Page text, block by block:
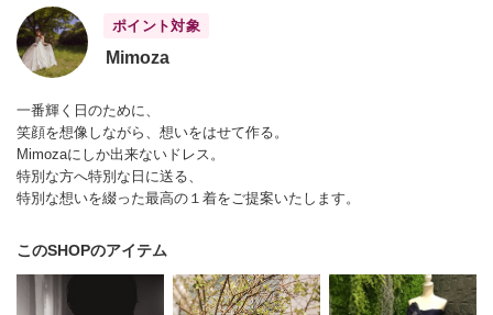
ポイント対象
Mimoza
一番輝く日のために、
笑顔を想像しながら、想いをはせて作る。
Mimozaにしか出来ないドレス。
特別な方へ特別な日に送る、
特別な想いを綴った最高の１着をご提案いたします。
このSHOPのアイテム